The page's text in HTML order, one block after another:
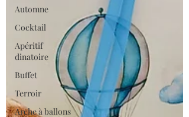
Automne
Cocktail
Apéritif
dinatoire
Buffet
Terroir
Arche à ballons